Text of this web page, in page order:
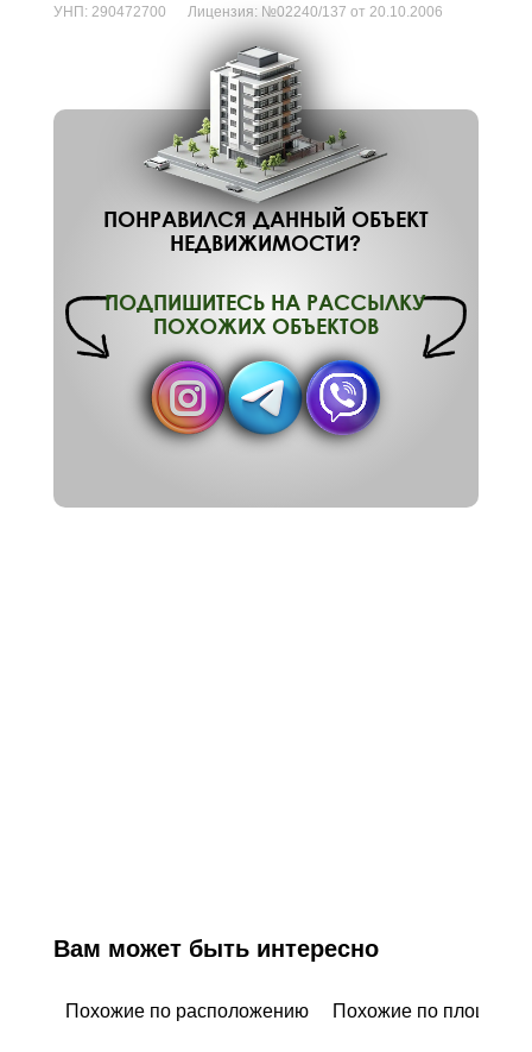
УНП: 290472700 Лицензия: №02240/137 от 20.10.2006
ПОНРАВИЛСЯ ДАННЫЙ ОБЪЕКТ
НЕДВИЖИМОСТИ?
ПОДПИШИТЕСЬ НА РАССЫЛКУ
ПОХОЖИХ ОБЪЕКТОВ
Вам может быть интересно
Похожие по расположению Похожие по площади